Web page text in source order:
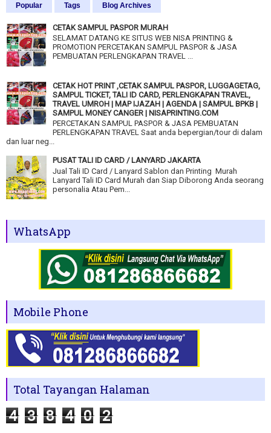
Popular Tags Blog Archives
CETAK SAMPUL PASPOR MURAH
SELAMAT DATANG KE SITUS WEB NISA PRINTING &
PROMOTION PERCETAKAN SAMPUL PASPOR & JASA
PEMBUATAN PERLENGKAPAN TRAVEL ...
CETAK HOT PRINT ,CETAK SAMPUL PASPOR, LUGGAGETAG,
SAMPUL TICKET, TALI ID CARD, PERLENGKAPAN TRAVEL,
TRAVEL UMROH | MAP IJAZAH | AGENDA | SAMPUL BPKB |
SAMPUL MONEY CANGER | NISAPRINTING.COM
PERCETAKAN SAMPUL PASPOR & JASA PEMBUATAN
PERLENGKAPAN TRAVEL Saat anda bepergian/tour di dalam
dan luar neg...
PUSAT TALI ID CARD / LANYARD JAKARTA
Jual Tali ID Card / Lanyard Sablon dan Printing Murah
Lanyard Tali ID Card Murah dan Siap Diborong Anda seorang
personalia Atau Pem...
WhatsApp
Mobile Phone
Total Tayangan Halaman
4 3 8 4 0 2